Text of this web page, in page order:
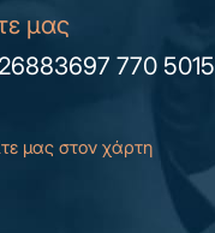
μας
697 770 5015
μας στον χάρτη